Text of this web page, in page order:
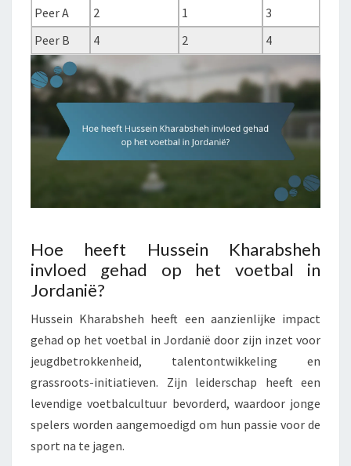
Peer A 2 1
3
Peer B
4 2 4
Hoe heeft Hussein Kharabsheh
invloed gehad op het voetbal in
Jordanië?
Hussein Kharabsheh heeft een aanzienlijke impact
gehad op het voetbal in Jordanië door zijn inzet voor
jeugdbetrokkenheid, talentontwikkeling en
grassroots-initiatieven. Zijn leiderschap heeft een
levendige voetbalcultuur bevorderd, waardoor jonge
spelers worden aangemoedigd om hun passie voor de
sport na te jagen.